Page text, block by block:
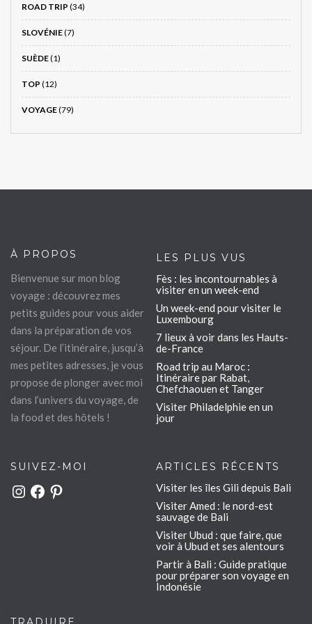
ROAD TRIP (34)
SLOVÉNIE(7)
SUÈDE(1)
TOP (12)
VOYAGE(79)
À PROPOS
Bienvenue sur mon blog
voyage : découvrez mes
petits guides pour vous aider
dans la préparation de vos
séjour. De l’itinéraire, jusqu’à
mes petites adresses, je vous
propose de plonger avec moi
dans l’univers du voyage, de
la food et des hôtels !
LES PLUS VUS
Fès : les incontournables à
visiter en un week-end
Un week-end pour visiter le
Luxembourg
7 lieux à voir dans les Hauts-
de-France
Road trip au Maroc :
Itinéraire par Rabat,
Chefchaouen et Tanger
Visiter Philadelphie en un
jour
SUIVEZ-MOI
Instagram
FacebookPinterest
ARTICLES RÉCENTS
Visiter les îles Gili depuis Bali
Visiter Amed : le nord-est
sauvage de Bali
Visiter Ubud : que faire, que
voir à Ubud et ses alentours
Partir à Bali : Guide pratique
pour préparer son voyage en
Indonésie